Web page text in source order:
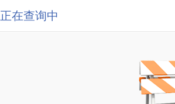
正在查询中